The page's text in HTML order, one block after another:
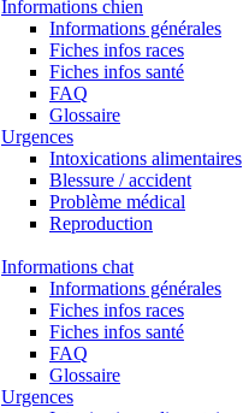
Informations chien
Informations générales
Fiches infos races
Fiches infos santé
FAQ
Glossaire
Urgences
Intoxications alimentaires
Blessure / accident
Problème médical
Reproduction
Informations chat
Informations générales
Fiches infos races
Fiches infos santé
FAQ
Glossaire
Urgences